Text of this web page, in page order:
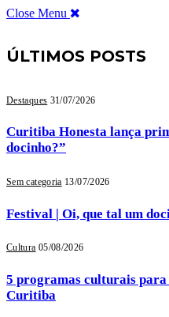
Close Menu
ÚLTIMOS POSTS
Destaques 31/07/2026
Curitiba Honesta lança
docinho?”
Sem categoria 13/07/2026
Festival | Oi, que tal um
Cultura 05/08/2026
5 programas culturais para
Curitiba